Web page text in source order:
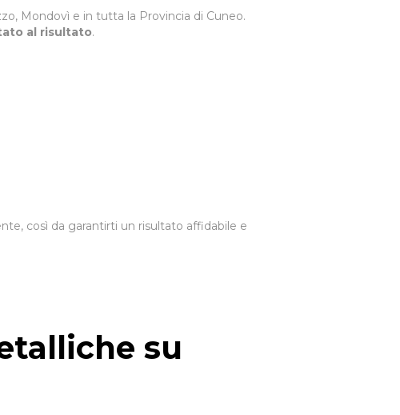
Mondovì e in tutta la Provincia di Cuneo.
al risultato.
così da garantirti un risultato affidabile e
su